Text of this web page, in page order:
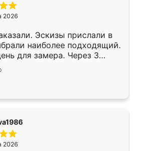
2026
Эскизы прислали в
наиболее подходящий.
для замера. Через 3
уже готова. Остались
Спасибо Ренессанс
работу!
2026